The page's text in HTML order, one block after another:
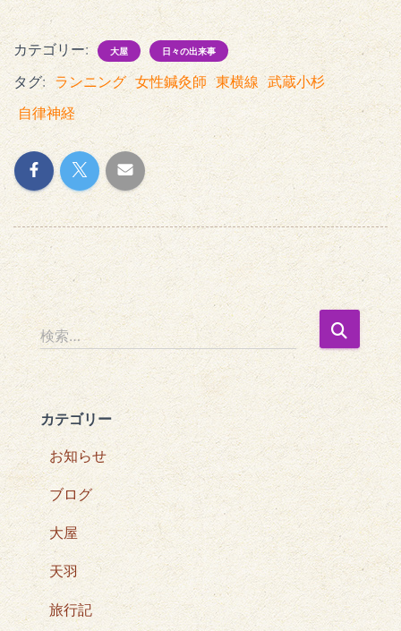
カテゴリー: 大屋 日々の出来事
タグ: ランニング 女性鍼灸師 東横線 武蔵小杉
自律神経
検
索
:
検索…
カテゴリー
お知らせ
ブログ
大屋
天羽
旅行記